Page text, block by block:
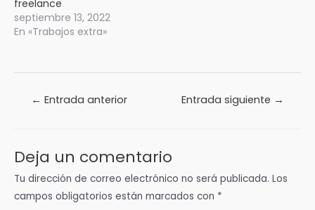
freelance
septiembre 13, 2022
En «Trabajos extra»
Navegación
← Entrada anterior Entrada siguiente →
Deja un comentario
Tu dirección de correo electrónico no será publicada. Los
campos obligatorios están marcados con *